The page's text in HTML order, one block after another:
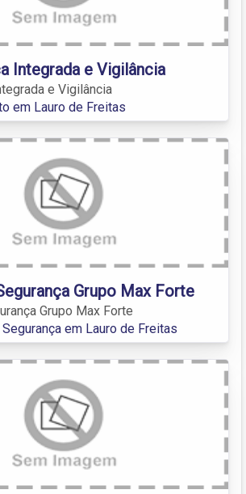
Integrada e Vigilância
e Vigilância
em Lauro de Freitas
Grupo Max Forte
Grupo Max Forte
em Lauro de Freitas